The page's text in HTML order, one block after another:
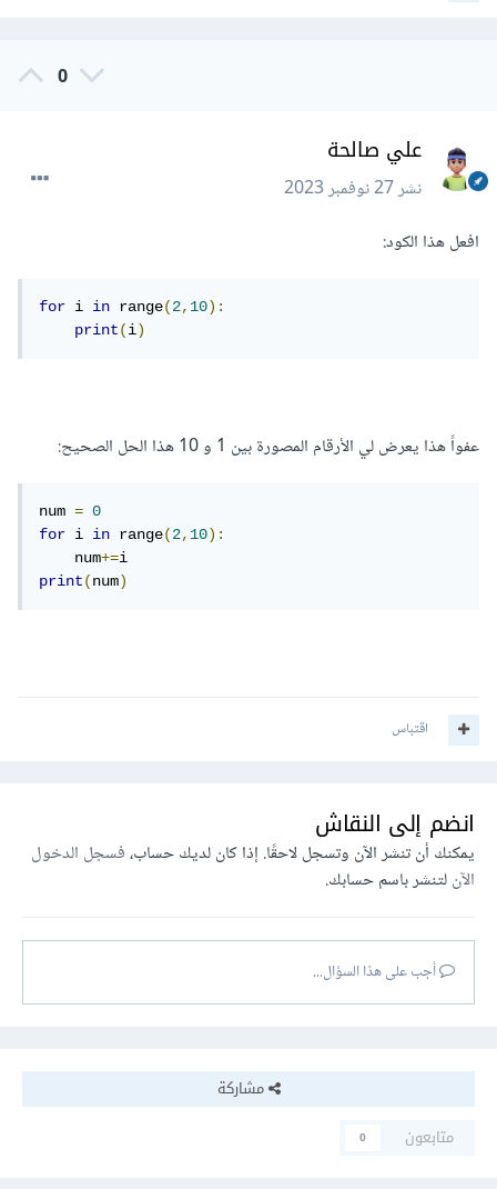
0
علي صالحة
نشر27 نوفمبر 2023
افعل هذا الكود:
for i in range(2,10):
print(i)
عفواً هذا يعرض لي الأرقام المصورة بين 1 و 10 هذا الحل الصحيح:
num =
0
for i in range(2,10):
    num
+=
print(num)
اقتباس
انضم إلى النقاش
يمكنك أن تنشر الآن وتسجل لاحقًا. إذا كان لديك حساب،فسجل الدخول
الآنلتنشر باسم حسابك.
أجب على هذا السؤال...
مشاركة
متابعون
0